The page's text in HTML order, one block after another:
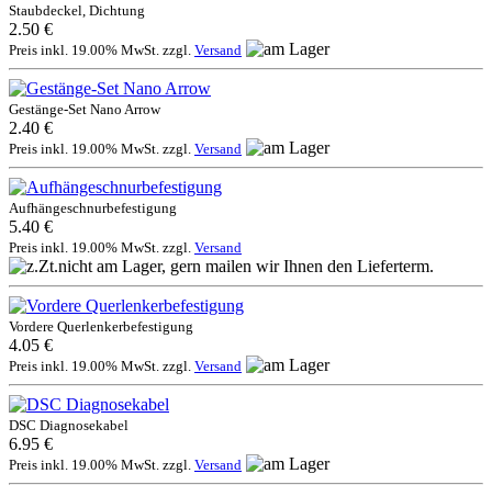
Staubdeckel, Dichtung
2.50 €
Preis inkl. 19.00% MwSt. zzgl. Versand
Gestänge-Set Nano Arrow
2.40 €
Preis inkl. 19.00% MwSt. zzgl. Versand
Aufhängeschnurbefestigung
5.40 €
Preis inkl. 19.00% MwSt. zzgl. Versand
Vordere Querlenkerbefestigung
4.05 €
Preis inkl. 19.00% MwSt. zzgl. Versand
DSC Diagnosekabel
6.95 €
Preis inkl. 19.00% MwSt. zzgl. Versand